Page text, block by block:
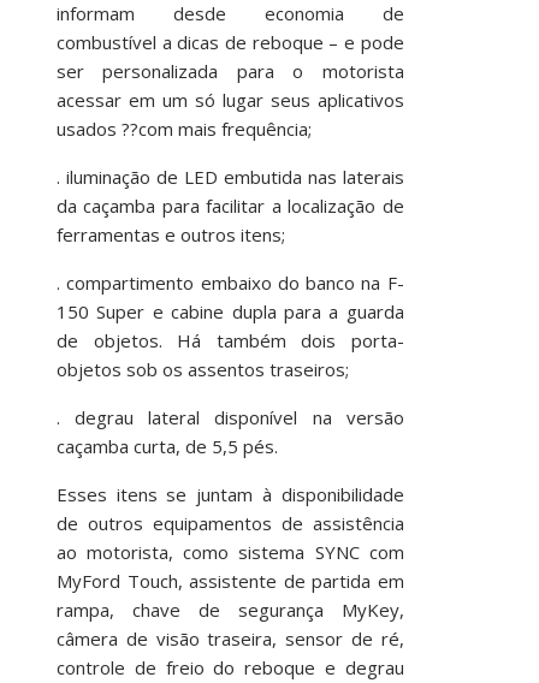
informam desde economia de
combustível a dicas de reboque – e pode
ser personalizada para o motorista
acessar em um só lugar seus aplicativos
usados ??com mais frequência;
. iluminação de LED embutida nas laterais
da caçamba para facilitar a localização de
ferramentas e outros itens;
. compartimento embaixo do banco na F-
150 Super e cabine dupla para a guarda
de objetos. Há também dois porta-
objetos sob os assentos traseiros;
. degrau lateral disponível na versão
caçamba curta, de 5,5 pés.
Esses itens se juntam à disponibilidade
de outros equipamentos de assistência
ao motorista, como sistema SYNC com
MyFord Touch, assistente de partida em
rampa, chave de segurança MyKey,
câmera de visão traseira, sensor de ré,
controle de freio do reboque e degrau